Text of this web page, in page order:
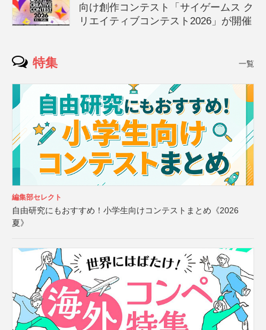
向け創作コンテスト「サイゲームス ク
リエイティブコンテスト2026」が開催
特集 一覧
編集部セレクト
自由研究にもおすすめ！小学生向けコンテストまとめ《2026
夏》